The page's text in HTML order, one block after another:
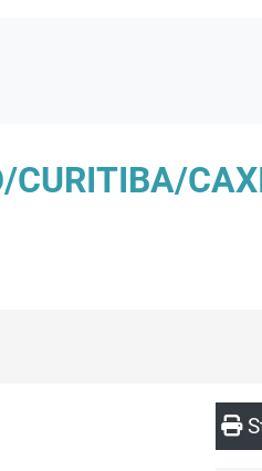
CURITIBA/